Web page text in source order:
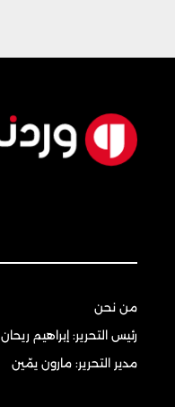
من نحن
رئيس التحرير: إبراهيم ريحان
مدير التحرير: مارون يمّين